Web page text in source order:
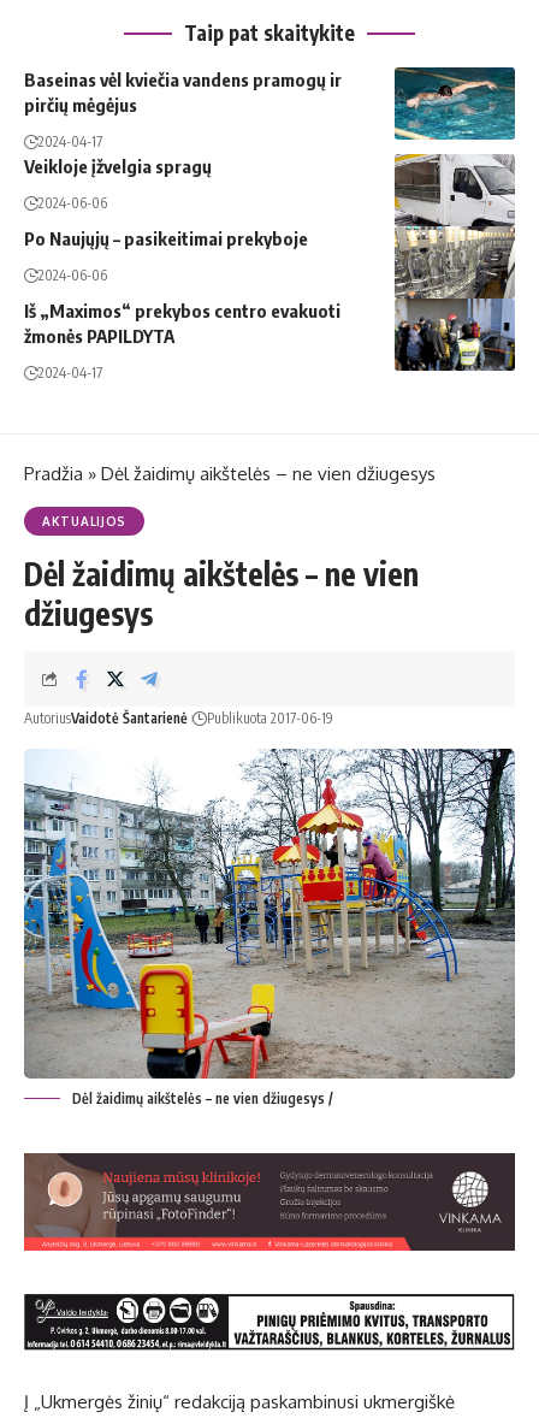
Taip pat skaitykite
Baseinas vėl kviečia vandens pramogų ir
pirčių mėgėjus
2024-04-17
Veikloje įžvelgia spragų
2024-06-06
Po Naujųjų – pasikeitimai prekyboje
2024-06-06
Iš „Maximos“ prekybos centro evakuoti
žmonės PAPILDYTA
2024-04-17
Pradžia » Dėl žaidimų aikštelės – ne vien džiugesys
AKTUALIJOS
Dėl žaidimų aikštelės – ne vien
džiugesys
AutoriusVaidotė Šantarienė Publikuota 2017-06-19
Dėl žaidimų aikštelės – ne vien džiugesys /
Į „Ukmergės žinių“ redakciją paskambinusi ukmergiškė